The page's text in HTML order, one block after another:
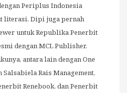
Periplus Indonesia
literasi. Dipi juga pernah
untuk Republika Penerbit
dengan MCL Publisher.
antara lain dengan One
Salsabiela Rais Management,
Renebook, dan Penerbit